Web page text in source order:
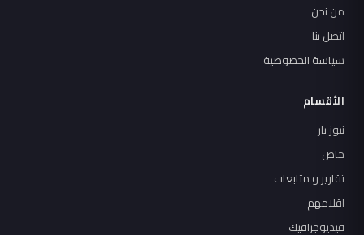
من نحن
اتصل بنا
سياسة الخصوصية
الأقسام
نيوز بار
خاص
تقارير و متابعات
اقلامهم
فيديوجرافيك